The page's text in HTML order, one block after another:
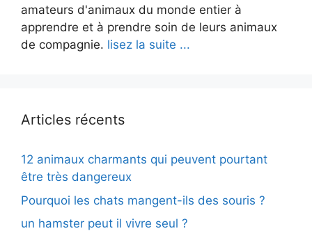
amateurs d'animaux du monde entier à
apprendre et à prendre soin de leurs animaux
de compagnie. lisez la suite ...
Articles récents
12 animaux charmants qui peuvent pourtant
être très dangereux
Pourquoi les chats mangent-ils des souris ?
un hamster peut il vivre seul ?